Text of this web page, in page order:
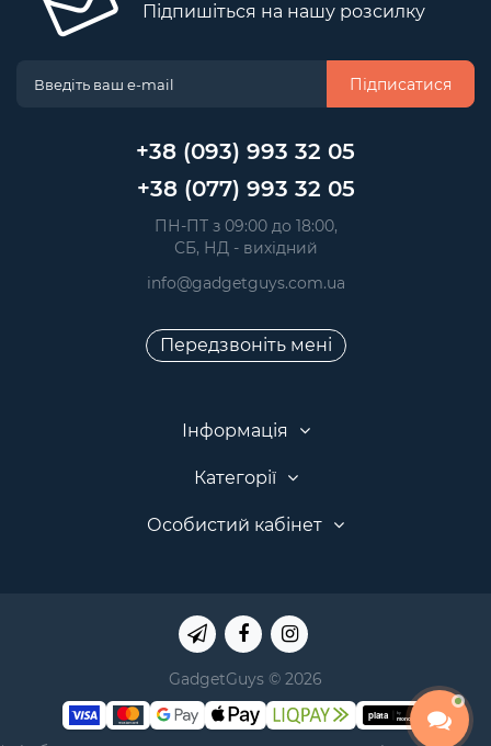
Підпишіться на нашу розсилку
Підписатися
+38 (093) 993 32 05
+38 (077) 993 32 05
ПН-ПТ з 09:00 до 18:00,
СБ, НД - вихідний
info@gadgetguys.com.ua
Передзвоніть мені
Інформація
Категорії
Особистий кабінет
GadgetGuys © 2026